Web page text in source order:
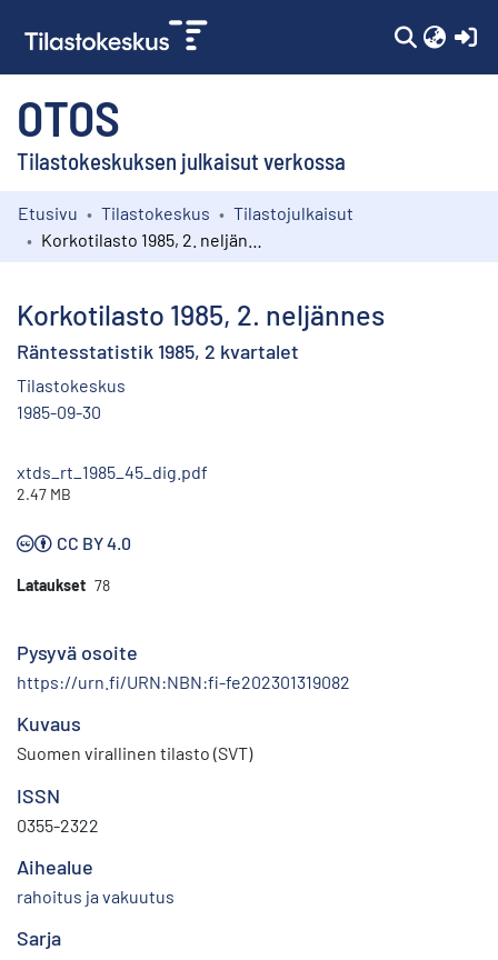
OTOS
Tilastokeskuksen julkaisut verkossa
Kokoelmat
Etusivu Tilastokeskus
Tilastojulkaisut
Korkotilasto 1985, 2. neljännes
Räntesstatistik 1985, 2 kvartalet
Tilastokeskus
1985-09-30
xtds_rt_1985_45_dig.pdf
2.47 MB
CC BY 4.0
Lataukset 78
Pysyvä osoite
https://urn.fi/URN:NBN:fi-fe202301319082
Kuvaus
Suomen virallinen tilasto (SVT)
ISSN
0355-2322
Aihealue
rahoitus ja vakuutus
Sarja